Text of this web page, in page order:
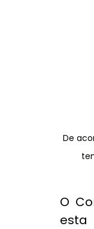
De
O
esta